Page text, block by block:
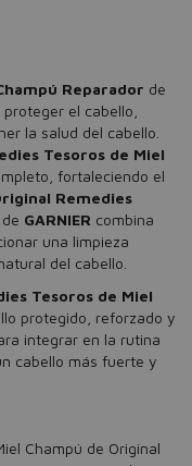
Reparador de
el cabello,
la salud del cabello.
Tesoros de Miel
fortaleciendo el
Remedies
de GARNIER combina
una limpieza
del cabello.
Tesoros de Miel
protegido, reforzado y
integrar en la rutina
cabello más fuerte y
Champú de Original